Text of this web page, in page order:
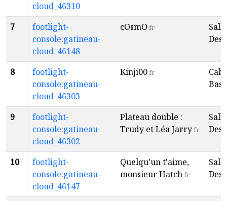
cloud_46310
7
footlight-
console:gatineau-
cloud_46148
cOsmO fr
8
footlight-
console:gatineau-
cloud_46303
Kinji00fr
9
footlight-
console:gatineau-
cloud_46302
Plateau double :
Trudy et Léa Jarryfr
10
footlight-
console:gatineau-
cloud_46147
Quelqu'un t'aime,
monsieur Hatchfr